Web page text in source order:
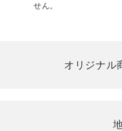
せん。
オリジナル